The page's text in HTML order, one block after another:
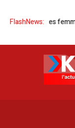
FlashNews:
des femmes